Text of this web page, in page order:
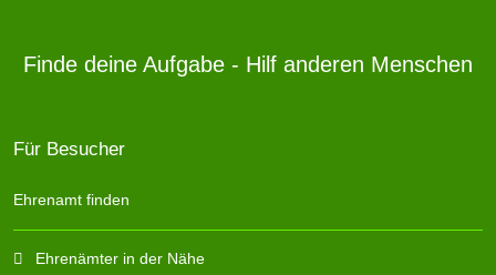
Finde deine Aufgabe - Hilf anderen Menschen
Für Besucher
Ehrenamt finden
Ehrenämter in der Nähe